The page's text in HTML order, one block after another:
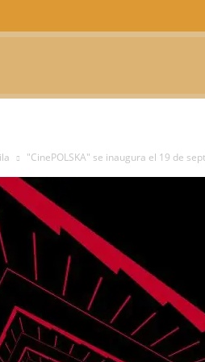
"CinePOLSKA" se inaugura el 19 de